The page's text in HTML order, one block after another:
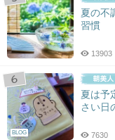
夏の不
習慣
13903
BLOG
夏は予
さい日
7630